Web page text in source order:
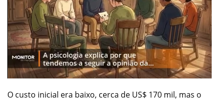
O custo inicial era baixo, cerca de US$ 170 mil, mas o